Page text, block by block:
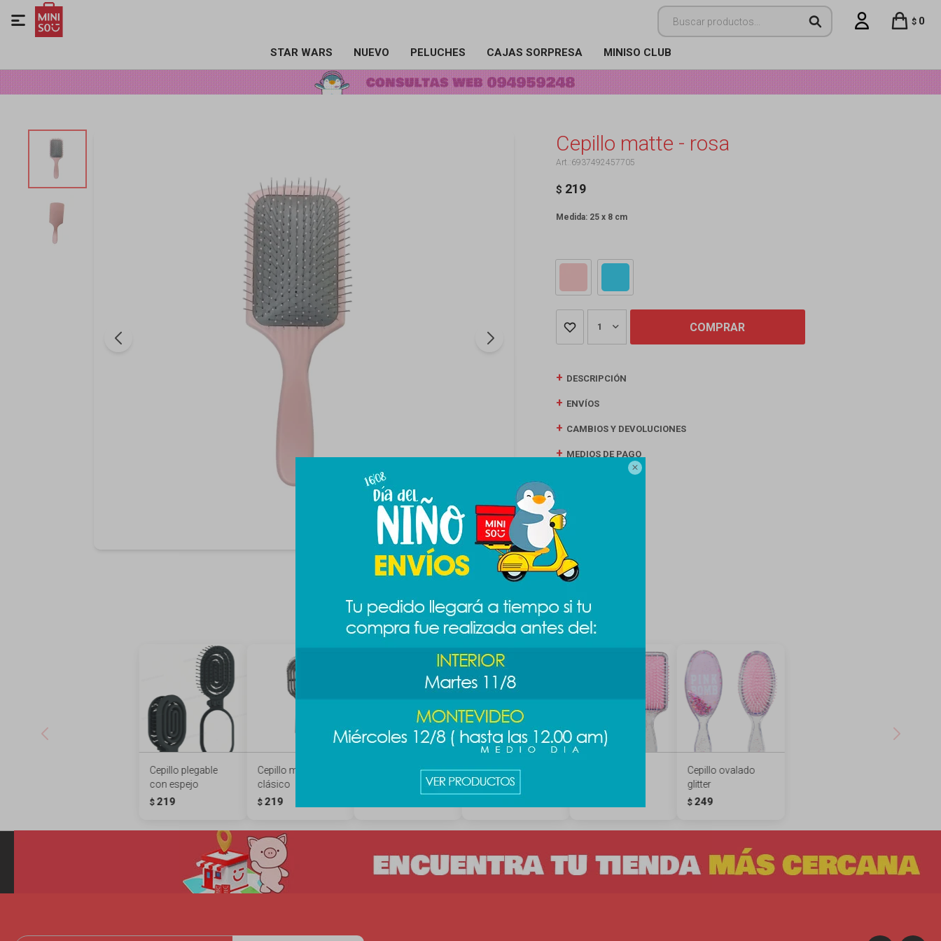

STAR WARS NUEVO PELUCHES CAJAS SORPRESA MINISO CLUB
$ 0

Cepillo matte - rosa
6937492457705
$ 219
Medida: 25 x 8 cm
1 COMPRAR
DESCRIPCIÓN
ENVÍOS
CAMBIOS Y DEVOLUCIONES
MEDIOS DE PAGO
Productos que te pueden interesar
Cepillo plegable
con espejo
$ 219
Cepillo maze
clásico
$ 219
Cepillo clásico
Cepillo oval pink
party B - rosa
Cepillo ovalado
glitter
$ 249